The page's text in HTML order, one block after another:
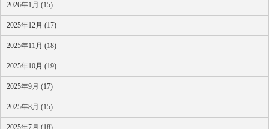
2026年1月 (15)
2025年12月 (17)
2025年11月 (18)
2025年10月 (19)
2025年9月 (17)
2025年8月 (15)